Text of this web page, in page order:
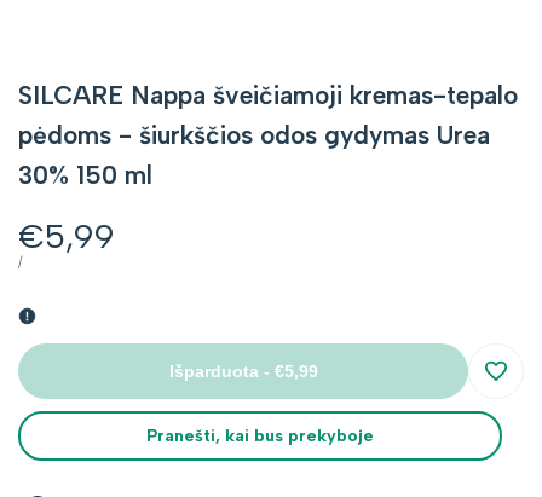
SILCARE Nappa šveičiamoji kremas-tepalo
pėdoms - šiurkščios odos gydymas Urea
30% 150 ml
Kaina
su
nuolaida
€5,99
VIENETO
/PER
Išparduota - €5,99
Pranešti, kai bus prekyboje